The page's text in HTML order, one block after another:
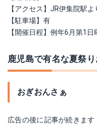
【アクセス】JR伊集院駅
【駐車場】有
【開催日程】例年6月第1日
鹿児島で有名な夏祭
おぎおんさぁ
広告の後に記事が続きます